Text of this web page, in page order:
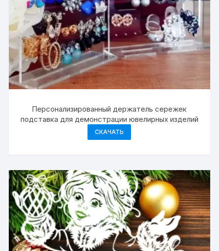
Персонализированный держатель сережек
подставка для демонстрации ювелирных изделий
СКАЧАТЬ